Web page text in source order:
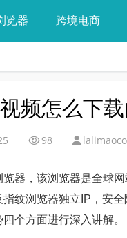
览器 跨境电商
频怎么下
98
器，该浏览器是全球
纹浏览器独立IP，安
个方面进行深入讲解。